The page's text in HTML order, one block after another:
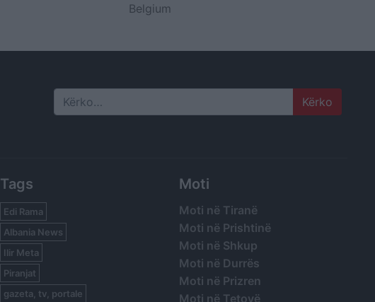
Belgium
Search
Tags
Edi Rama
Albania News
Ilir Meta
Piranjat
gazeta, tv, portale
Moti
Moti në Tiranë
Moti në Prishtinë
Moti në Shkup
Moti në Durrës
Moti në Prizren
Moti në Tetovë